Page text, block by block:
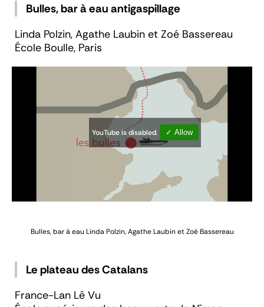
Bulles, bar à eau antigaspillage
Linda Polzin, Agathe Laubin et Zoé Bassereau
École Boulle, Paris
YouTube is disabled. ✓ Allow
Bulles, bar à eau Linda Polzin, Agathe Laubin et Zoé Bassereau
Le plateau des Catalans
France-Lan Lê Vu